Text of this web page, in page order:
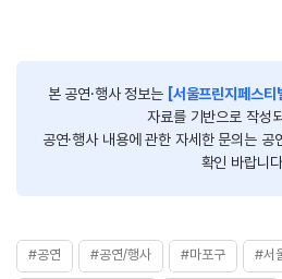
- 자세한 사항은 서울프린지페스티벌 웹사이
<프린지스테이지X서울연극창작센터>
- 전체 연령부터 만 18세 이상 관람 / 자율후
- 프린지 매니아 5%
10:00~22:00
본 공연·행사 정보는 [서울프린지페스
자료를 기반으로 작성
공연·행사 내용에 관한 자세한 문의는 공
확인 바랍니
#공연 #공연/행사 #마포구 #서